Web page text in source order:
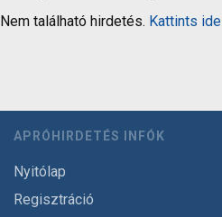
Nem található hirdetés. Kattints ide
APRÓHIRDETÉS INFÓK
Nyitólap
Regisztráció